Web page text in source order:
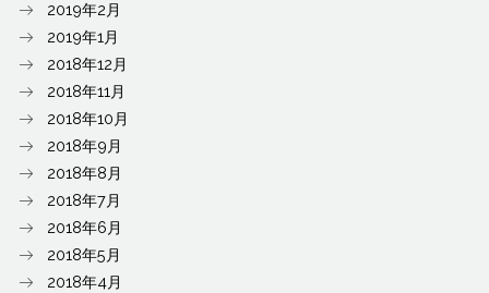
2019年2月
2019年1月
2018年12月
2018年11月
2018年10月
2018年9月
2018年8月
2018年7月
2018年6月
2018年5月
2018年4月